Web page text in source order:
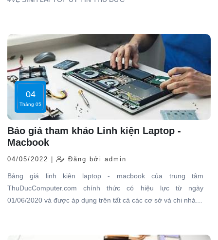
04
Tháng 05
Báo giá tham khảo Linh kiện Laptop -
Macbook
04/05/2022 | Đăng bởi admin
Bảng giá linh kiện laptop - macbook của trung tâm
ThuDucComputer.com chính thức có hiệu lực từ ngày
01/06/2020 và được áp dụng trên tất cả các cơ sở và chi nhánh